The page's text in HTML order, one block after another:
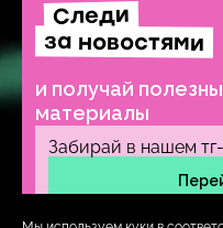
Договор-оферта
Политика обработки
Образовательная
Следи
за новостями
и получай
материалы
Забирай в нашем